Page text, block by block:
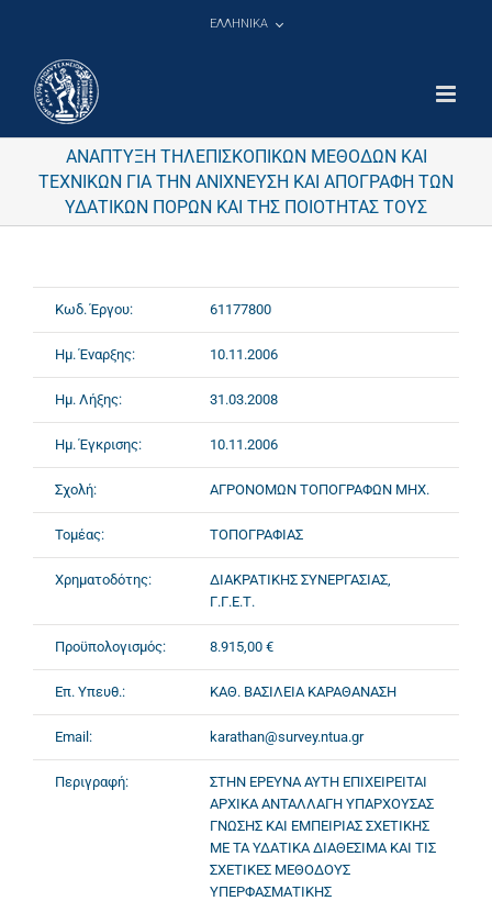
ΕΛΛΗΝΙΚΑ
ΑΝΑΠΤΥΞΗ ΤΗΛΕΠΙΣΚΟΠΙΚΩΝ ΜΕΘΟΔΩΝ ΚΑΙ
ΤΕΧΝΙΚΩΝ ΓΙΑ ΤΗΝ ΑΝΙΧΝΕΥΣΗ ΚΑΙ ΑΠΟΓΡΑΦΗ ΤΩΝ
ΥΔΑΤΙΚΩΝ ΠΟΡΩΝ ΚΑΙ ΤΗΣ ΠΟΙΟΤΗΤΑΣ ΤΟΥΣ
Κωδ. Έργου: 61177800
Ημ. Έναρξης: 10.11.2006
Ημ. Λήξης: 31.03.2008
Ημ. Έγκρισης: 10.11.2006
Σχολή: ΑΓΡΟΝΟΜΩΝ ΤΟΠΟΓΡΑΦΩΝ ΜΗΧ.
Τομέας: ΤΟΠΟΓΡΑΦΙΑΣ
Χρηματοδότης:
ΔΙΑΚΡΑΤΙΚΗΣ ΣΥΝΕΡΓΑΣΙΑΣ,
Γ.Γ.Ε.Τ.
Προϋπολογισμός: 8.915,00 €
Επ. Υπευθ.: ΚΑΘ. ΒΑΣΙΛΕΙΑ ΚΑΡΑΘΑΝΑΣΗ
Email: karathan@survey.ntua.gr
Περιγραφή:
ΣΤΗΝ ΕΡΕΥΝΑ ΑΥΤΗ ΕΠΙΧΕΙΡΕΙΤΑΙ
ΑΡΧΙΚΑ ΑΝΤΑΛΛΑΓΗ ΥΠΑΡΧΟΥΣΑΣ
ΓΝΩΣΗΣ ΚΑΙ ΕΜΠΕΙΡΙΑΣ ΣΧΕΤΙΚΗΣ
ΜΕ ΤΑ ΥΔΑΤΙΚΑ ΔΙΑΘΕΣΙΜΑ ΚΑΙ ΤΙΣ
ΣΧΕΤΙΚΕΣ ΜΕΘΟΔΟΥΣ
ΥΠΕΡΦΑΣΜΑΤΙΚΗΣ